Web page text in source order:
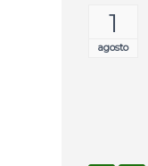
1
agosto